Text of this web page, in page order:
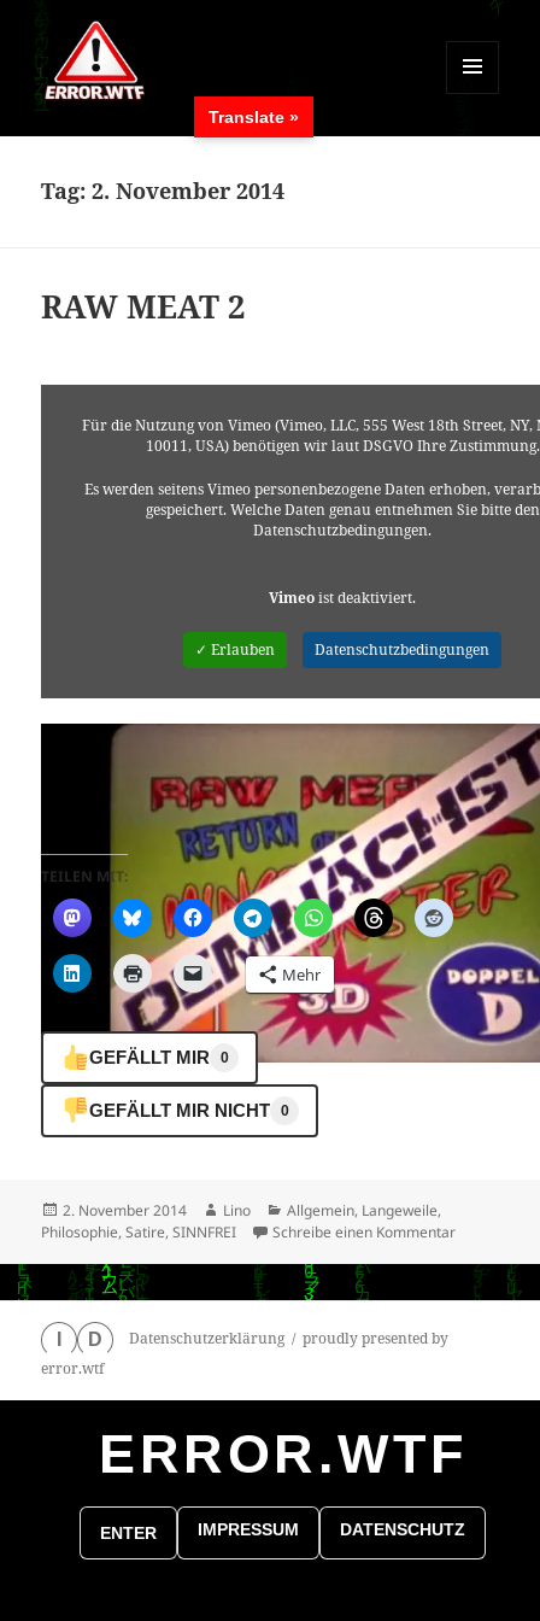
MENÜ
WIDGETS
Tag:2. November 2014
RAW MEAT 2
Für die Nutzung von Vimeo (Vimeo, LLC, 555 West 18th Street, NY,
10011, USA) benötigen wir laut DSGVO Ihre Zustimmung.
Es werden seitens Vimeo personenbezogene Daten erhoben,
gespeichert. Welche Daten genau entnehmen Sie bitte den
Datenschutzbedingungen.
Vimeoist deaktiviert.
✓ Erlauben Datenschutzbedingungen
fromMichael Sommermeyeron
TEILEN MIT:
Mehr
GEFÄLLT MIR 0
GEFÄLLT MIR NICHT 0
Veröffentlicht
am
2. November 2014 Autor
Lino Kategorien
Allgemein, Langeweile,
Philosophie,Satire,SINNFREI Schreibe einen Kommentarzu RAW
D Datenschutzerklärung
proudly presented by
error.wtf
ERROR.WTF
ENTER IMPRESSUM DATENSCHUTZ
Translate »